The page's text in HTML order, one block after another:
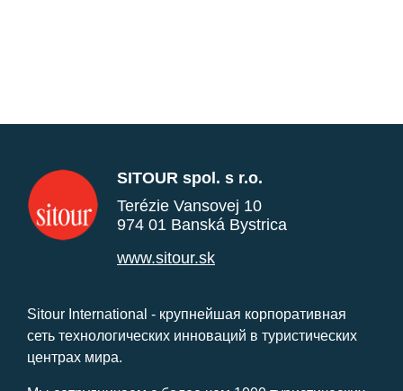
SITOUR spol. s r.o.
Terézie Vansovej 10
974 01 Banská Bystrica
www.sitour.sk
Sitour International - крупнейшая корпоративная
сеть технологических инноваций в туристических
центрах мира.